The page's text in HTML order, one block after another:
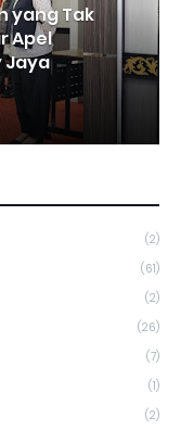
yang Tak
Apel
Jaya
(2)
(61)
(2)
(26)
(7)
(1)
(2)